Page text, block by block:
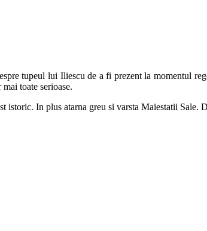
tupeul lui Iliescu de a fi prezent la momentul
toate serioase.
In plus atarna greu si varsta Maiestatii Sale.